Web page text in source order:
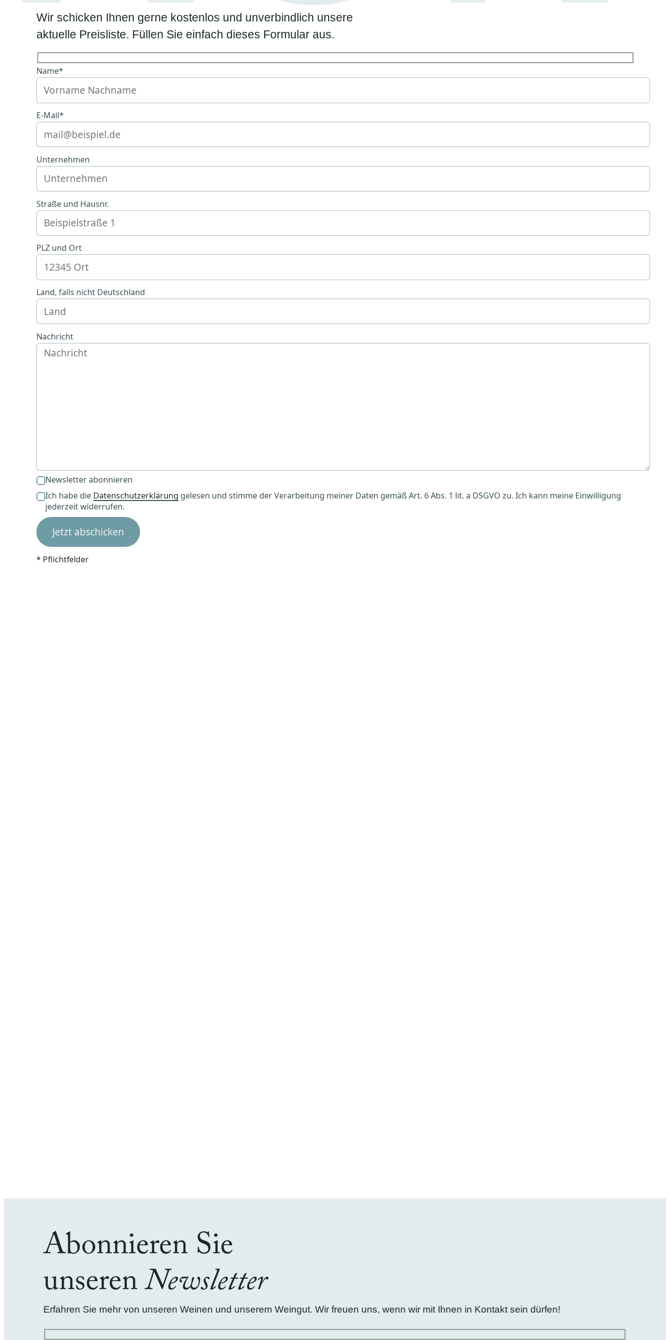
Wir schicken Ihnen gerne kostenlos und unverbindlich unsere
aktuelle Preisliste. Füllen Sie einfach dieses Formular aus.
Name*
E-Mail*
Unternehmen
Straße und Hausnr.
PLZ und Ort
Land, falls nicht Deutschland
Nachricht
Newsletter abonnieren
Ich habe die Datenschutzerklärung gelesen und stimme der Verarbeitung meiner Daten gemäß Art. 6 Abs. 1 lit. a DSGVO zu. Ich kann meine Einwilligung
jederzeit widerrufen.
* Pflichtfelder
Abonnieren Sie
unserenNewsletter
Erfahren Sie mehr von unseren Weinen und unserem Weingut. Wir freuen uns, wenn wir mit Ihnen in Kontakt sein dürfen!